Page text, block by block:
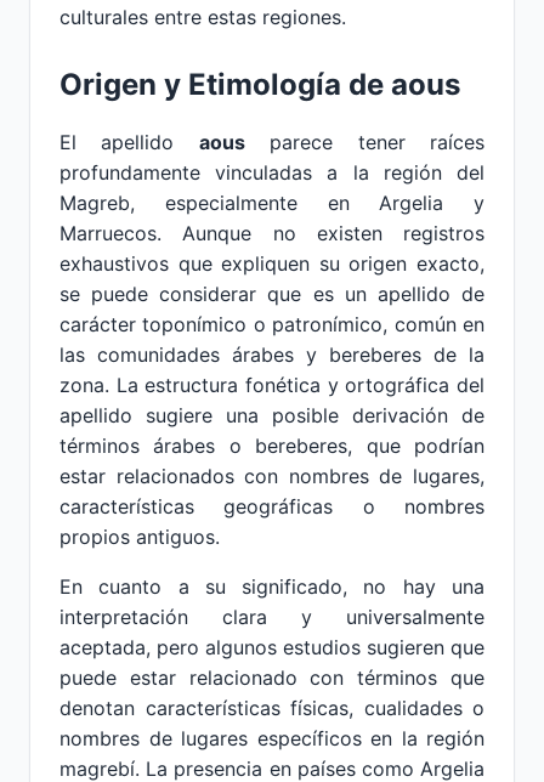
culturales entre estas regiones.
Origen y Etimología de aous
El apellido aousparece tener raíces
profundamente vinculadas a la región del
Magreb, especialmente en Argelia y
Marruecos. Aunque no existen registros
exhaustivos que expliquen su origen exacto,
se puede considerar que es un apellido de
carácter toponímico o patronímico, común en
las comunidades árabes y bereberes de la
zona. La estructura fonética y ortográfica del
apellido sugiere una posible derivación de
términos árabes o bereberes, que podrían
estar relacionados con nombres de lugares,
características geográficas o nombres
propios antiguos.
En cuanto a su significado, no hay una
interpretación clara y universalmente
aceptada, pero algunos estudios sugieren que
puede estar relacionado con términos que
denotan características físicas, cualidades o
nombres de lugares específicos en la región
magrebí. La presencia en países como Argelia